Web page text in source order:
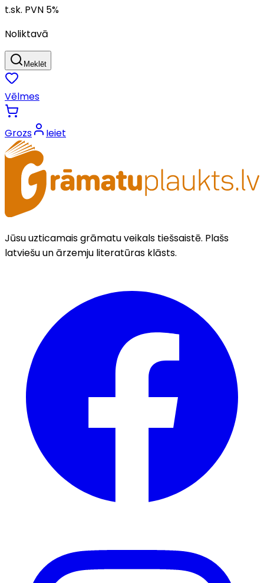
t.sk. PVN 5%
Noliktavā
Meklēt
Vēlmes
Grozs Ieiet
Jūsu uzticamais grāmatu veikals tiešsaistē. Plašs
latviešu un ārzemju literatūras klāsts.